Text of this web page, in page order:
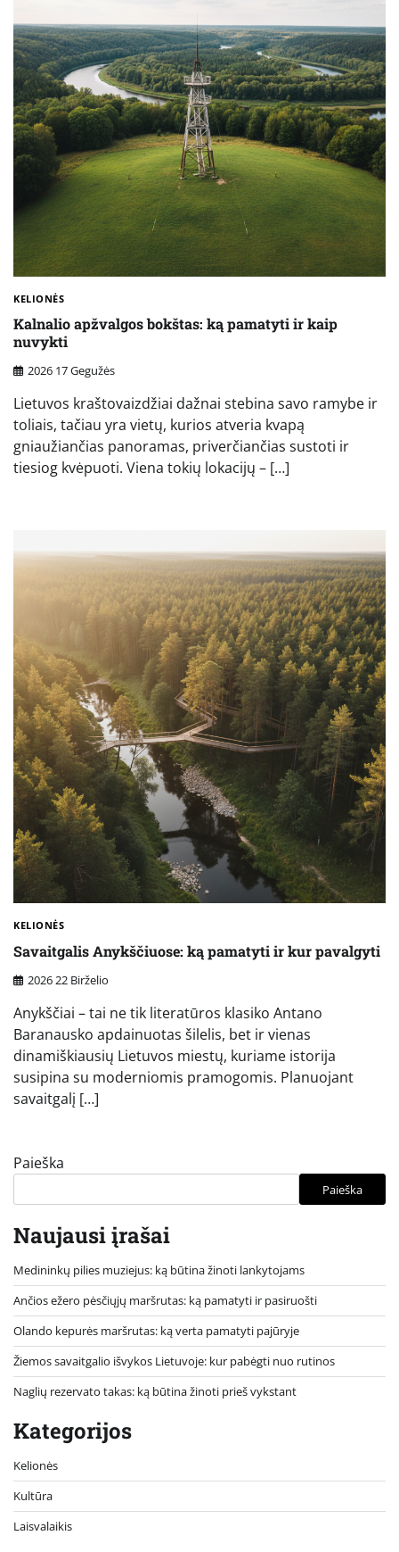
KELIONĖS
Kalnalio apžvalgos bokštas: ką pamatyti ir kaip
nuvykti
2026 17 Gegužės
Lietuvos kraštovaizdžiai dažnai stebina savo ramybe ir
toliais, tačiau yra vietų, kurios atveria kvapą
gniaužiančias panoramas, priverčiančias sustoti ir
tiesiog kvėpuoti. Viena tokių lokacijų – […]
KELIONĖS
Savaitgalis Anykščiuose: ką pamatyti ir kur pavalgyti
2026 22 Birželio
Anykščiai – tai ne tik literatūros klasiko Antano
Baranausko apdainuotas šilelis, bet ir vienas
dinamiškiausių Lietuvos miestų, kuriame istorija
susipina su moderniomis pramogomis. Planuojant
savaitgalį […]
Paieška
Paieška
Naujausi įrašai
Medininkų pilies muziejus: ką būtina žinoti lankytojams
Ančios ežero pėsčiųjų maršrutas: ką pamatyti ir pasiruošti
Olando kepurės maršrutas: ką verta pamatyti pajūryje
Žiemos savaitgalio išvykos Lietuvoje: kur pabėgti nuo rutinos
Naglių rezervato takas: ką būtina žinoti prieš vykstant
Kategorijos
Kelionės
Kultūra
Laisvalaikis